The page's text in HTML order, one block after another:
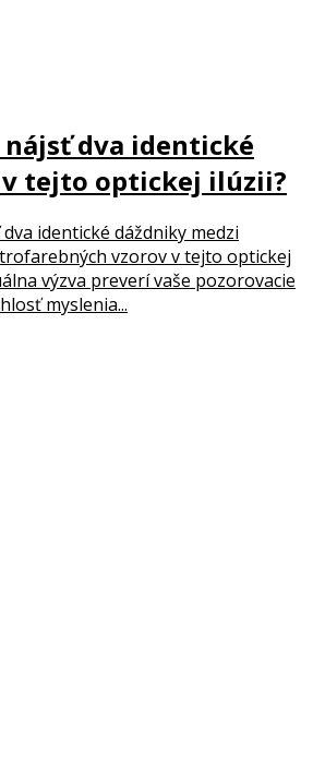
nájsť dva identické
tejto optickej ilúzii?
identické dáždniky medzi
vzorov v tejto optickej
výzva preverí vaše pozorovacie
myslenia...